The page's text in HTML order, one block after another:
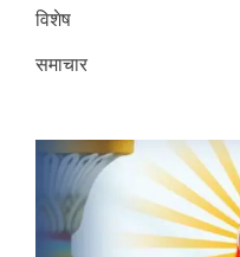
विशेष
समाचार